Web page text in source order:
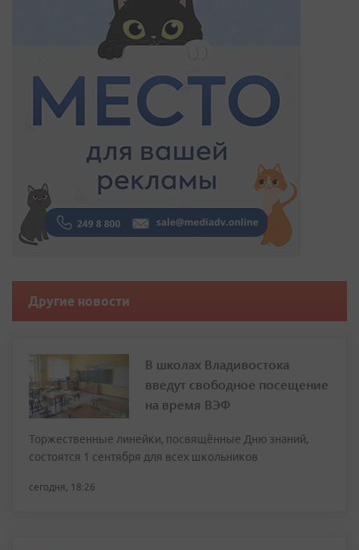
Другие новости
В школах Владивостока
введут свободное посещение
на время ВЭФ
Торжественные линейки, посвящённые Дню знаний,
состоятся 1 сентября для всех школьников
сегодня, 18:26